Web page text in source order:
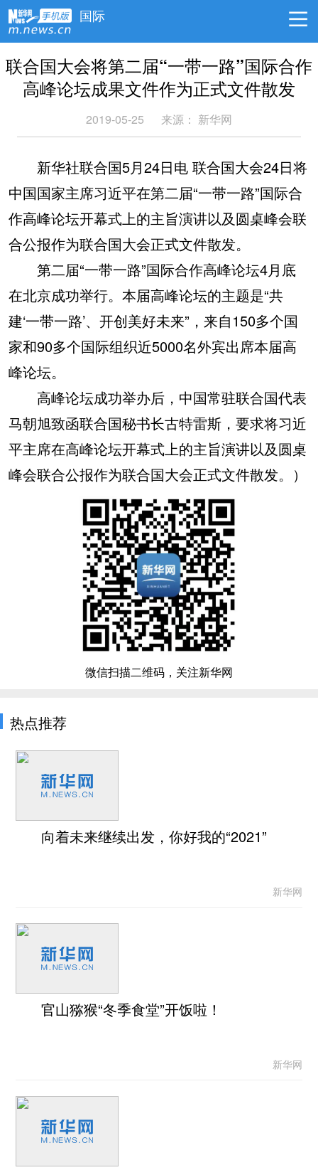
国际
联合国大会将第二届“一带一路”国际合作
高峰论坛成果文件作为正式文件散发
2019-05-25 来源： 新华网
新华社联合国5月24日电 联合国大会24日将
中国国家主席习近平在第二届“一带一路”国际合
作高峰论坛开幕式上的主旨演讲以及圆桌峰会联
合公报作为联合国大会正式文件散发。
第二届“一带一路”国际合作高峰论坛4月底
在北京成功举行。本届高峰论坛的主题是“共
建‘一带一路’、开创美好未来”，来自150多个国
家和90多个国际组织近5000名外宾出席本届高
峰论坛。
高峰论坛成功举办后，中国常驻联合国代表
马朝旭致函联合国秘书长古特雷斯，要求将习近
平主席在高峰论坛开幕式上的主旨演讲以及圆桌
峰会联合公报作为联合国大会正式文件散发。）
微信扫描二维码，关注新华网
热点推荐
向着未来继续出发，你好我的“2021”
新华网
官山猕猴“冬季食堂”开饭啦！
新华网